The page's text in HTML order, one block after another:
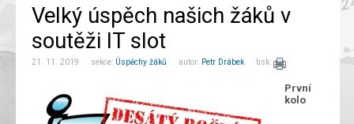
Velký úspěch našich žáků v
soutěži IT slot
21. 11. 2019 sekce: Úspěchy žáků autor: Petr Drábek tisk:
První
kolo